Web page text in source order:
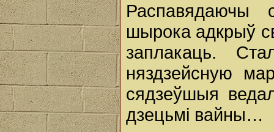
Распавядаючы
шырока адкрыў
заплакаць.
няздзейсную
сядзеўшыя
дзецьмі вайны…